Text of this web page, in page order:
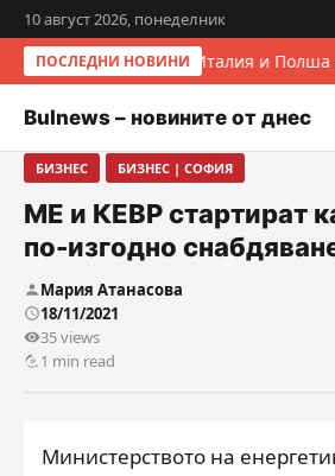
10 август 2026, понеделник
ПОСЛЕДНИ НОВИНИ Италия и Полша
Bulnews – новините от днес
БИЗНЕС БИЗНЕС | СОФИЯ
МЕ и КЕВР стартират
по-изгодно
Мария Атанасова
18/11/2021
35 views
1 min read
Министерството на